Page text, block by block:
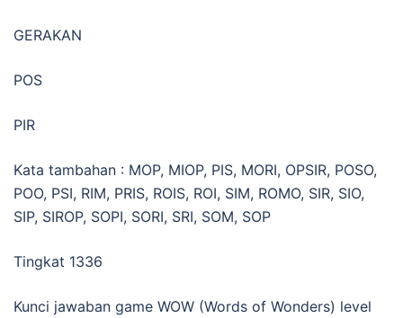
GERAKAN
POS
PIR
Kata tambahan : MOP, MIOP, PIS, MORI, OPSIR, POSO,
POO, PSI, RIM, PRIS, ROIS, ROI, SIM, ROMO, SIR, SIO,
SIP, SIROP, SOPI, SORI, SRI, SOM, SOP
Tingkat 1336
Kunci jawaban game WOW (Words of Wonders) level